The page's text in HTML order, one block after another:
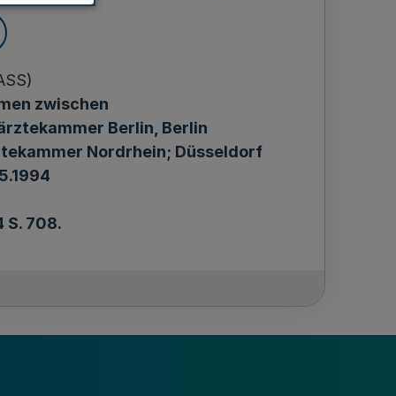
zwischen
Berlin, Berlin
Nordrhein; Düsseldorf
S. 708.